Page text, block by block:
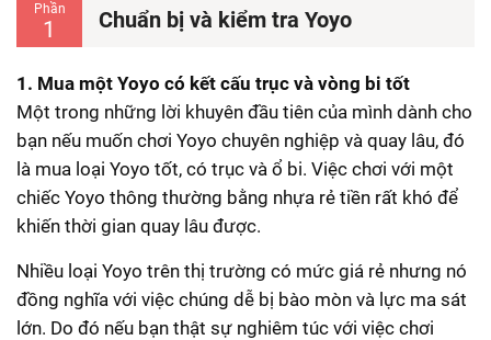
Phần
1 Chuẩn bị và kiểm tra Yoyo
1. Mua một Yoyo có kết cấu trục và vòng bi tốt
Một trong những lời khuyên đầu tiên của mình dành cho
bạn nếu muốn chơi Yoyo chuyên nghiệp và quay lâu, đó
là mua loại Yoyo tốt, có trục và ổ bi. Việc chơi với một
chiếc Yoyo thông thường bằng nhựa rẻ tiền rất khó để
khiến thời gian quay lâu được.
Nhiều loại Yoyo trên thị trường có mức giá rẻ nhưng nó
đồng nghĩa với việc chúng dễ bị bào mòn và lực ma sát
lớn. Do đó nếu bạn thật sự nghiêm túc với việc chơi